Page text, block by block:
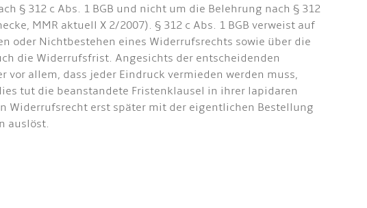
§ 312 c Abs. 1 BGB und nicht um die Belehrung nach § 312
MMR aktuell X 2/2007). § 312 c Abs. 1 BGB verweist auf
oder Nichtbestehen eines Widerrufsrechts sowie über die
die Widerrufsfrist. Angesichts der entscheidenden
allem, dass jeder Eindruck vermieden werden muss,
tut die beanstandete Fristenklausel in ihrer lapidaren
Widerrufsrecht erst später mit der eigentlichen Bestellung
auslöst.